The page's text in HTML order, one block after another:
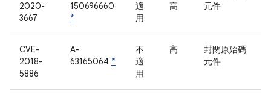
2020-
3667
150696660
*
適
用
高
元件
CVE-
2018-
5886
A-
63165064 *
不
適
用
高
封閉原始碼
元件